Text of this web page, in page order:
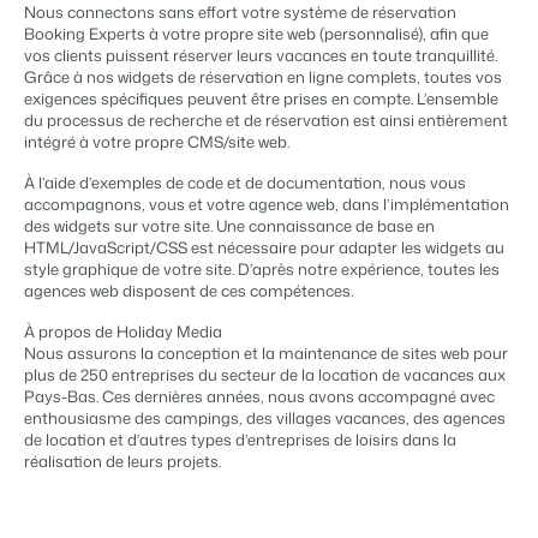
Gestion des canaux de distribution
Diffusez votre inventaire sur plusieurs canaux.
App Store
Intégrez vos applications et outils préférés.
Gestion des propriétaires
Offrez la transparence que les propriétaires méritent.
Passez à l'action
Prêt à adopter la croissance ?
BEX CMS
Site web
Organismes de location de vacances
Chaînes hôtelières et marques indépendantes multiples.
Promoteurs immobiliers touristiques
Développement de projets immobiliers.
Hôtels
Chambres d'hôtel, appartements, chambres d'hôtes et pensions.
Services de conciergerie et gestion locative
Gestion de location de vacances et concierges
Témoignages
Témoignages de nos clients.
Entrez en contact avec nous
Customer Success
Obtenez des réponses à vos questions.
Passez à l'action
Prêt à adopter la croissance ?
Développeurs
Construisez votre solution avec notre API ouverte.
Partenaires
Rejoignez-nous dans notre aventure pour transformer l'industrie
BEX PMS
FR
Gestion du contenu
Des connections pour tous les CMS
Gestion des installations
Automatisez et simplifiez vos processus
Gestion des revenus
Optimisez vos tarifs et votre taux d'occupation
Conformité
Des applications pour rester conforme aux réglementations en
vigueur
Comptabilité
Gardez vos comptes à jour
Systèmes POS
Connectez vos points de vente à votre PMS
Communications
Prenez le contrôle de la communication client
Systèmes énergétiques
Mesurez votre consommation grâce à des compteurs connectés
Nous connectons sans effort votre système de réservation
Booking Experts à votre propre site web (personnalisé), afin que
vos clients puissent réserver leurs vacances en toute tranquillité.
Grâce à nos widgets de réservation en ligne complets, toutes vos
exigences spécifiques peuvent être prises en compte. L’ensemble
du processus de recherche et de réservation est ainsi entièrement
intégré à votre propre CMS/site web.
À l’aide d’exemples de code et de documentation, nous vous
accompagnons, vous et votre agence web, dans l’implémentation
des widgets sur votre site. Une connaissance de base en
HTML/JavaScript/CSS est nécessaire pour adapter les widgets au
style graphique de votre site. D’après notre expérience, toutes les
agences web disposent de ces compétences.
À propos de Holiday Media
Nous assurons la conception et la maintenance de sites web pour
plus de 250 entreprises du secteur de la location de vacances aux
Pays-Bas. Ces dernières années, nous avons accompagné avec
enthousiasme des campings, des villages vacances, des agences
de location et d’autres types d’entreprises de loisirs dans la
réalisation de leurs projets.